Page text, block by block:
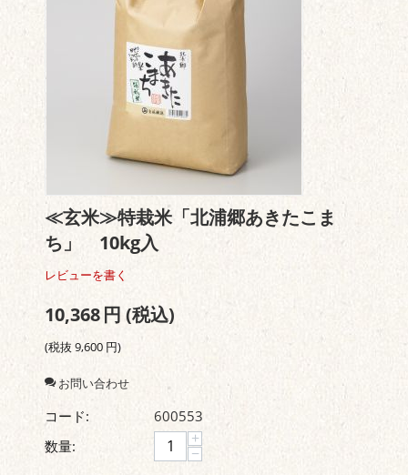
≪玄米≫特栽米「北浦郷あきたこま
ち」 10kg入
レビューを書く
10,368円 (税込)
(税抜 9,600 円)
お問い合わせ
コード:
600553
数量:
+
−